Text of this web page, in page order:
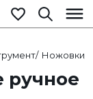
/ Ножовки
ручное